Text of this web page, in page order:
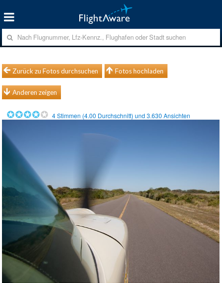
Zurück zu Fotos durchsuchen Fotos hochladen
Anderen zeigen
4Stimmen (4.00 Durchschnitt) und3.630 Ansichten